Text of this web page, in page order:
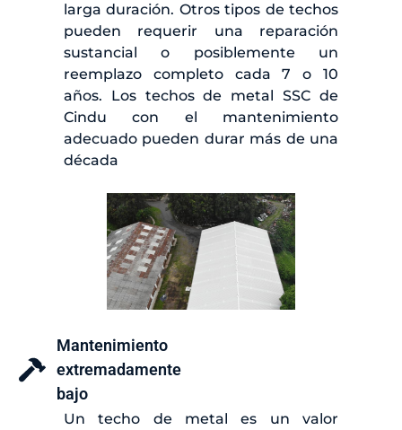
larga duración. Otros tipos de techos
pueden requerir una reparación
sustancial o posiblemente un
reemplazo completo cada 7 o 10
años. Los techos de metal SSC de
Cindu con el mantenimiento
adecuado pueden durar más de una
década
Mantenimiento
extremadamente
bajo
Un techo de metal es un valor